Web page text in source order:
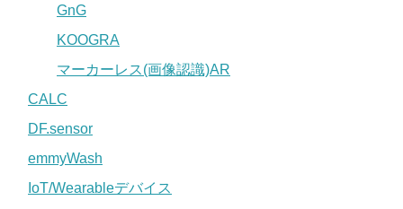
GnG
KOOGRA
マーカーレス(画像認識)AR
CALC
DF.sensor
emmyWash
IoT/Wearableデバイス